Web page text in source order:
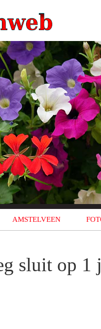
AMSTELVEEN
sluit op 1